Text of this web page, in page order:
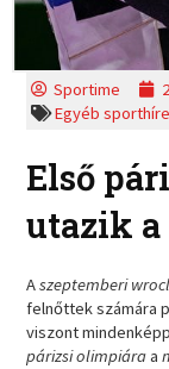
Sportime
Egyéb
Első
utazik a
Aszeptemberi
felnőttek számára
viszont
párizsi olimpiáraa